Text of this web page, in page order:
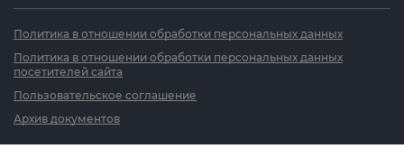
Политика в отношении обработки персональных данных
Политика в отношении обработки персональных данных
посетителей сайта
Пользовательское соглашение
Архив документов